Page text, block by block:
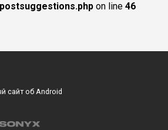
on line 46
сайт об Android